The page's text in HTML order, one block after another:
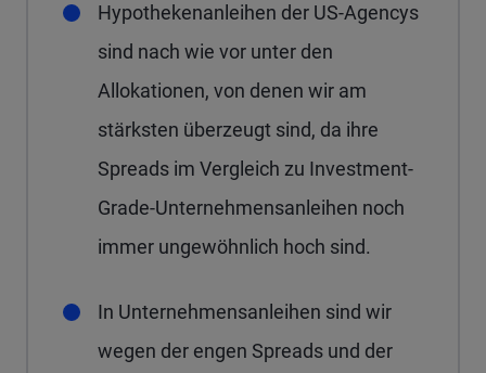
Hypothekenanleihen der US-Agencys
sind nach wie vor unter den
Allokationen, von denen wir am
stärksten überzeugt sind, da ihre
Spreads im Vergleich zu Investment-
Grade-Unternehmensanleihen noch
immer ungewöhnlich hoch sind.
In Unternehmensanleihen sind wir
wegen der engen Spreads und der